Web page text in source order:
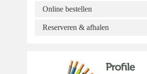
Online bestellen
Reserveren & afhalen